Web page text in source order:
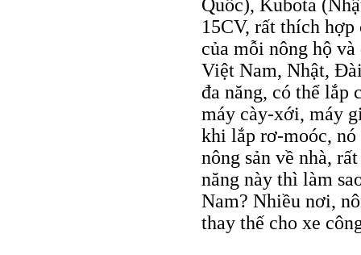
Quốc), Kubota
15CV, rất thích
của mỗi nông hộ
Việt Nam, Nhật,
đa năng, có thể lắp
máy cày-xới, máy
khi lắp rơ-moóc, nó
nông sản về nhà,
năng này thì làm
Nam? Nhiều nơi,
thay thế cho xe